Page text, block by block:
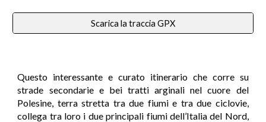
Scarica la traccia GPX
Questo interessante e curato itinerario che corre su
strade secondarie e bei tratti arginali nel cuore del
Polesine, terra stretta tra due fiumi e tra due ciclovie,
collega tra loro i due principali fiumi dell’Italia del Nord,